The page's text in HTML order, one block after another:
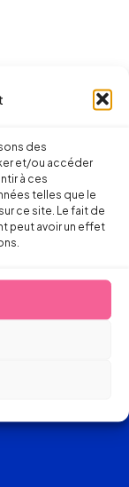
des
et/ou accéder
à ces
telles que le
ce site. Le fait de
peut avoir un effet